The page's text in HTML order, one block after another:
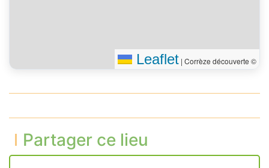
Leaflet | Corrèze découverte ©
Partager ce lieu